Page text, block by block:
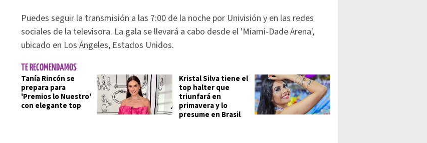
Puedes seguir la transmisión a las 7:00 de la noche por Univisión y en las redes
sociales de la televisora. La gala se llevará a cabo desde el 'Miami-Dade Arena',
ubicado en Los Ángeles, Estados Unidos.
TE RECOMENDAMOS
Tanía Rincón se
prepara para
'Premios lo Nuestro'
con elegante top
Kristal Silva tiene el
top halter que
triunfará en
primavera y lo
presume en Brasil